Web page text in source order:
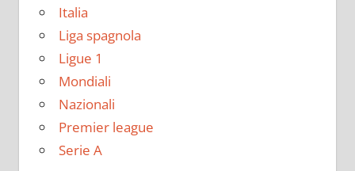
Italia
Liga spagnola
Ligue 1
Mondiali
Nazionali
Premier league
Serie A